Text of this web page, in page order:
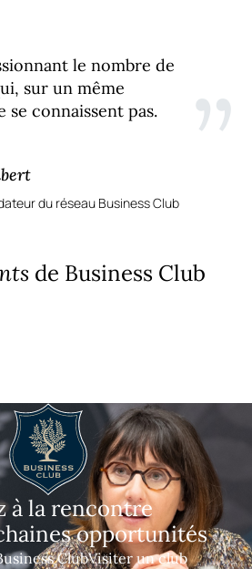
le nombre de
sur un même
connaissent pas.
”
du réseau Business Club
de Business Club
à la rencontre
opportunités
ClubVisiter un club